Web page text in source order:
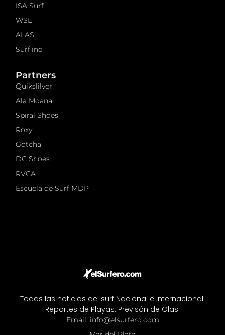
Todas las noticias del surf Nacional e internacional.
Reportes de Playas. Previsón de Olas.
Email: info@elsurfero.com
ISA Surf
WSL
ALAS
Surfline
Partners
Quikslilver
Ala Moana
Spiral Shoes
Roxy
Gotcha
DC Shoes
RVCA
Escuela de Surf MDP